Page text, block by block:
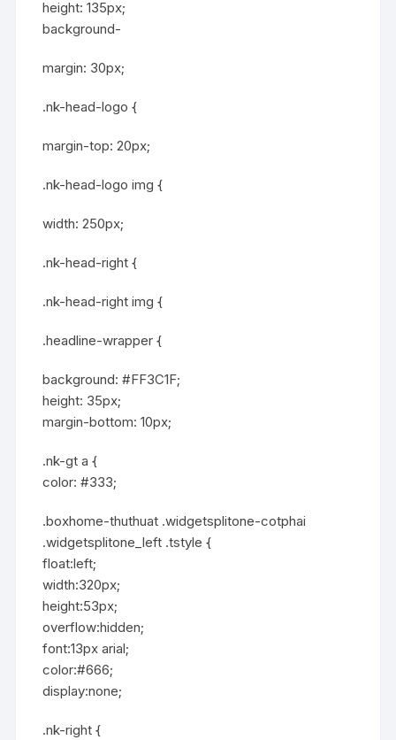
height: 135px;
background-
margin: 30px;
.nk-head-logo {
margin-top: 20px;
.nk-head-logo img {
width: 250px;
.nk-head-right {
.nk-head-right img {
.headline-wrapper {
background: #FF3C1F;
height: 35px;
margin-bottom: 10px;
.nk-gt a {
color: #333;
.boxhome-thuthuat .widgetsplitone-cotphai
.widgetsplitone_left .tstyle {
float:left;
width:320px;
height:53px;
overflow:hidden;
font:13px arial;
color:#666;
display:none;
.nk-right {